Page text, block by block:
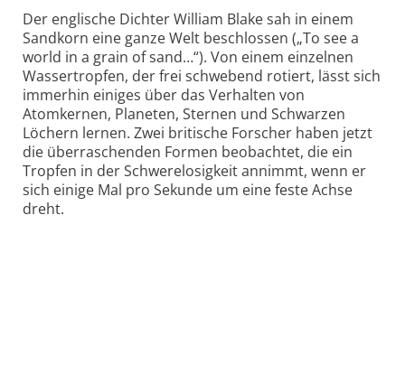
Der englische Dichter William Blake sah in einem
Sandkorn eine ganze Welt beschlossen („To see a
world in a grain of sand…“). Von einem einzelnen
Wassertropfen, der frei schwebend rotiert, lässt sich
immerhin einiges über das Verhalten von
Atomkernen, Planeten, Sternen und Schwarzen
Löchern lernen. Zwei britische Forscher haben jetzt
die überraschenden Formen beobachtet, die ein
Tropfen in der Schwerelosigkeit annimmt, wenn er
sich einige Mal pro Sekunde um eine feste Achse
dreht.